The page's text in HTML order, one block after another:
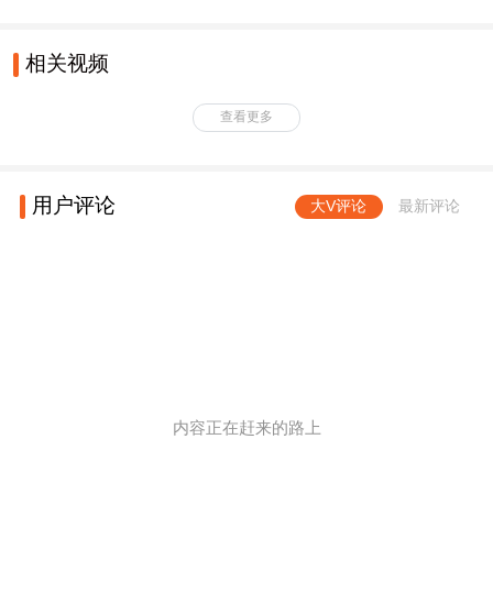
相关视频
查看更多
用户评论 大V评论 最新评论
内容正在赶来的路上